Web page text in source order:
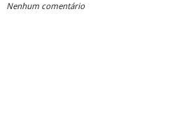
Nenhum comentário